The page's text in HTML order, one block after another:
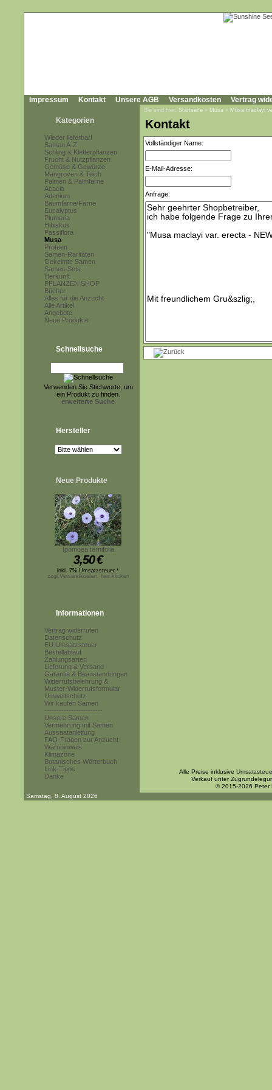
Impressum Kontakt Unsere AGB Versandkosten Vertrag
Kategorien
Wieder lieferbar!
Samen A-Z
Schling & Kletterpflanzen
Frucht & Nutzpflanzen
Gemüse & Gewürze
Mangroven & Teich
Palmen & Palmfarne
Acacia
Adenium
Baumfarne/Farne
Eucalyptus
Plumeria
Hibiskus
Passiflora
Musa
Proteen
Samen-Raritäten
Gekeimte Samen
Samen-Sets
Herkunft
PFLANZEN SHOP
Bücher
Alles für die Anzucht
Alle Artikel
Angebote
Neue Produkte
Schnellsuche
Verwenden Sie Stichworte, um
ein Produkt zu finden.
erweiterte Suche
Hersteller
Neue Produkte
Ipomoea ternifolia
3,50€
inkl. 7% Umsatzsteuer *
zzgl.Versandkosten, hier klicken
Informationen
Vertrag widerrufen
Datenschutz
EU Umsatzsteuer
Bestellablauf
Zahlungsarten
Lieferung & Versand
Garantie & Beanstandungen
Widerrufsbelehrung &
Muster-Widerrufsformular
Umweltschutz
Wir kaufen Samen
------------------------
Unsere Samen
Vermehrung mit Samen
Aussaatanleitung
FAQ-Fragen zur Anzucht
Warnhinweis
Klimazone
Botanisches Wörterbuch
Link-Tipps
Danke
Sie sind hier: Startseite » Musa » Musa maclayi
Kontakt
Vollständiger Name:
E-Mail-Adresse:
Anfrage:
Alle Preise inklusive
Verkauf unter
© 2015-2026 Peter
Samstag, 8. August 2026